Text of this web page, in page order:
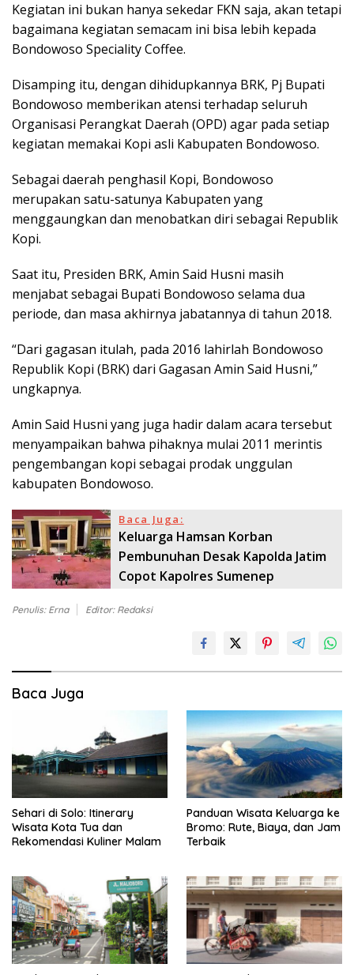
Kegiatan ini bukan hanya sekedar FKN saja, akan tetapi
bagaimana kegiatan semacam ini bisa lebih kepada
Bondowoso Speciality Coffee.
Disamping itu, dengan dihidupkannya BRK, Pj Bupati
Bondowoso memberikan atensi terhadap seluruh
Organisasi Perangkat Daerah (OPD) agar pada setiap
kegiatan memakai Kopi asli Kabupaten Bondowoso.
Sebagai daerah penghasil Kopi, Bondowoso
merupakan satu-satunya Kabupaten yang
menggaungkan dan menobatkan diri sebagai Republik
Kopi.
Saat itu, Presiden BRK, Amin Said Husni masih
menjabat sebagai Bupati Bondowoso selama dua
periode, dan masa akhirnya jabatannya di tahun 2018.
“Dari gagasan itulah, pada 2016 lahirlah Bondowoso
Republik Kopi (BRK) dari Gagasan Amin Said Husni,”
ungkapnya.
Amin Said Husni yang juga hadir dalam acara tersebut
menyampaikan bahwa pihaknya mulai 2011 merintis
pengembangan kopi sebagai prodak unggulan
kabupaten Bondowoso.
Baca Juga:
Keluarga Hamsan Korban
Pembunuhan Desak Kapolda Jatim
Copot Kapolres Sumenep
Penulis: Erna Editor: Redaksi
Baca Juga
Sehari di Solo: Itinerary
Wisata Kota Tua dan
Rekomendasi Kuliner Malam
Panduan Wisata Keluarga ke
Bromo: Rute, Biaya, dan Jam
Terbaik